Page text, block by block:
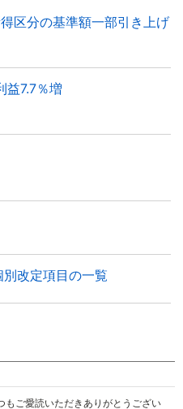
区分の基準額一部引き上げ
益7.7％増
改定項目の一覧
もご愛読いただきありがとうござい